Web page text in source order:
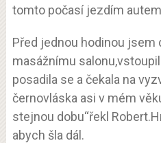
tomto počasí jezdím
Před jednou hodinou jsem
masážnímu
posadila se a čekala na
černovláska asi v mém
stejnou dobu“řekl
abych šla dál.